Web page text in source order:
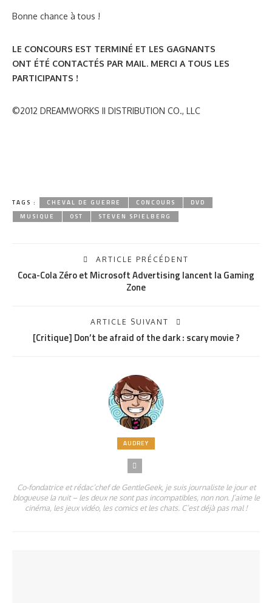
Bonne chance à tous !
LE CONCOURS EST TERMINÉ ET LES GAGNANTS
ONT ÉTÉ CONTACTÉS PAR MAIL. MERCI A TOUS LES
PARTICIPANTS !
©2012 DREAMWORKS II DISTRIBUTION CO., LLC
TAGS : CHEVAL DE GUERRE CONCOURS
DVD
MUSIQUE
OST STEVEN SPIELBERG
ARTICLE PRÉCÉDENT
Coca-Cola Zéro et Microsoft Advertising lancent la Gaming
Zone
ARTICLE SUIVANT
[Critique] Don’t be afraid of the dark : scary movie ?
AUDREY
Co-fondatrice et rédac’chef de GentleGeek, je suis journaliste le jour et
blogueuse la nuit – les deux ne sont pas incompatibles, non non. J’aime le
cinéma, les jeux vidéo, les comics et les chats. C’est déjà pas mal !